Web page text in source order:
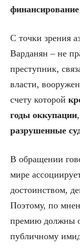
С точки зрения
Варданян – не
преступник,
власти,
счету которой
годы оккупации,
разрушенные
В обращении
мире
достоинством,
Поэтому, по
премию должны
публичному